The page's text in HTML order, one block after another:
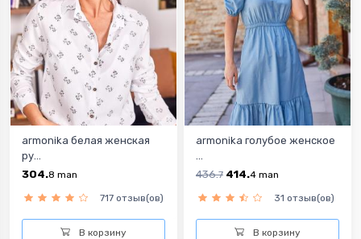
armonika белая женская
ру...
304.8 man
717 отзыв(ов)
В корзину
armonika голубое женское
436.7 414.4 man
31 отзыв(ов)
В корзину